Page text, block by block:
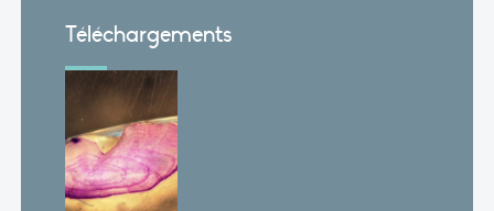
Téléchargements